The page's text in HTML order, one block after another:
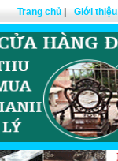
Trang chủ Giới thiệu